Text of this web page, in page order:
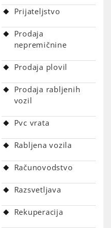
Prijateljstvo
Prodaja
nepremičnine
Prodaja plovil
Prodaja rabljenih
vozil
Pvc vrata
Rabljena vozila
Računovodstvo
Razsvetljava
Rekuperacija